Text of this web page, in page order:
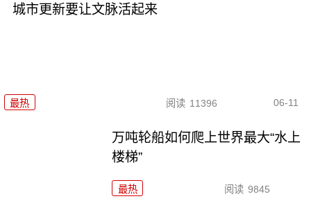
城市更新要让文脉活起来
最热 阅读 11396 06-11
万吨轮船如何爬上世界最大“水上
楼梯”
最热 阅读 9845